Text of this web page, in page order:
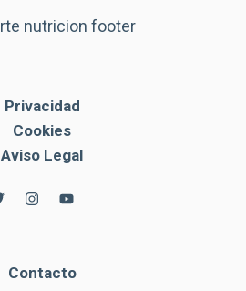
Privacidad
Cookies
Aviso Legal
Contacto